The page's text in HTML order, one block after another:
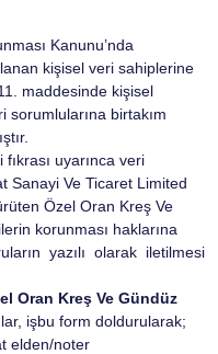
Kanunu’nda
kişisel veri sahiplerine
maddesinde kişisel
birtakım
uyarınca veri
Sanayi Ve Ticaret Limited
Özel Oran Kreş Ve
korunması haklarına
yazılı olarak iletilmesi
Oran Kreş Ve Gündüz
işbu form doldurularak;
elden/noter